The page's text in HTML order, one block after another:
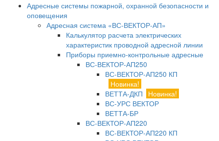
Адресные системы пожарной, охранной безопасности и
оповещения
Адресная система «ВС-ВЕКТОР-АП»
Калькулятор расчета электрических
характеристик проводной адресной линии
Приборы приемно-контрольные адресные
ВС-ВЕКТОР-АП250
ВС-ВЕКТОР-АП250 КП
Новинка!
ВЕТТА-ДКП
Новинка!
ВС-УРС ВЕКТОР
ВЕТТА-БР
ВС-ВЕКТОР-АП220
ВС-ВЕКТОР-АП220 КП